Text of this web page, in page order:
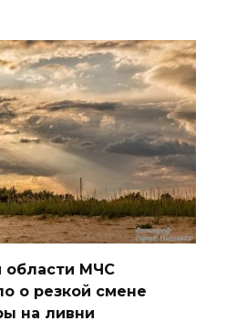
области МЧС
о резкой смене
на ливни